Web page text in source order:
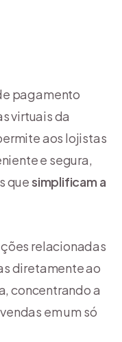
pagamento
virtuais da
aos lojistas
e segura,
quesimplificam a
relacionadas
diretamente ao
concentrando a
em um só